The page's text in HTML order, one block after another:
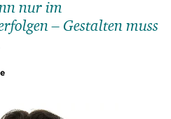
nur im
– Gestalten muss